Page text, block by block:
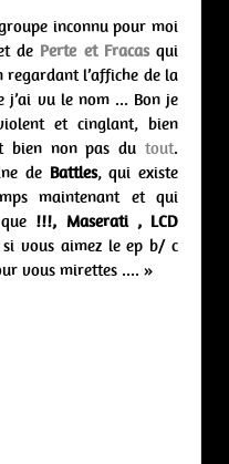
inconnu pour moi
de Perte et Fracasqui
regardant l’affiche de la
j’ai vu le nom … Bon je
et cinglant, bien
non pas du tout.
de Battles, qui existe
maintenant et qui
!!!, Maserati , LCD
vous aimez le ep b/ c
vous mirettes …. »